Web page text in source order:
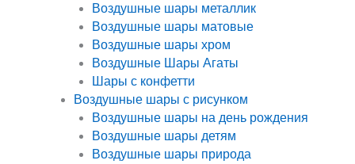
Воздушные шары металлик
Воздушные шары матовые
Воздушные шары хром
Воздушные Шары Агаты
Шары с конфетти
Воздушные шары с рисунком
Воздушные шары на день рождения
Воздушные шары детям
Воздушные шары природа